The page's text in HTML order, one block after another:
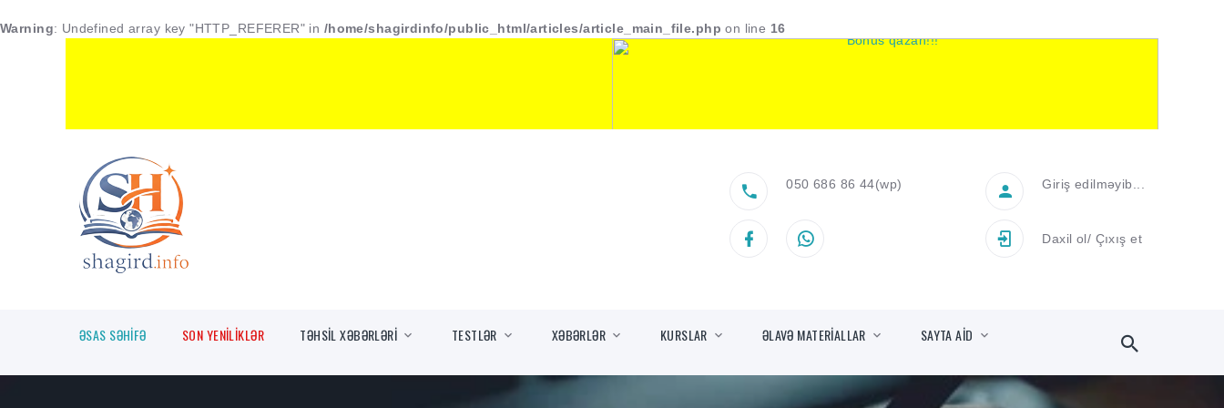
Warning: Undefined array key "HTTP_REFERER" in /home/shagirdinfo/public_html/articles/article_main_file.php on line 16
050 686 86 44(wp) Giriş edilməyib...
Daxil ol/ Çıxış et
ƏSAS SƏHİFƏ SON YENİLİKLƏR TƏHSİL XƏBƏRLƏRİ TESTLƏR XƏBƏRLƏR KURSLAR ƏLAVƏ MATERİALLAR SAYTA AİD